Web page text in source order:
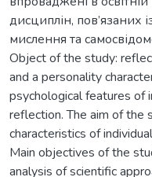
дисциплін, пов’язаних
мислення та
Object of the study:
and a personality
psychological features of
reflection. The aim of the
characteristics of
Main objectives of the
analysis of scientific